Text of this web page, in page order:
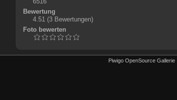
Bewertung
4.51 (3 Bewertungen)
Foto bewerten
Piwigo OpenSource Gallerie